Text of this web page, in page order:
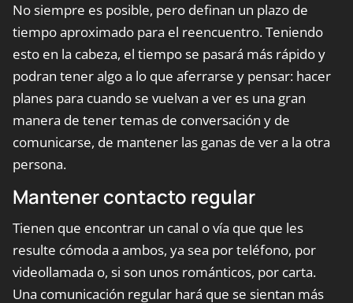
No siempre es posible, pero definan un plazo de
tiempo aproximado para el reencuentro. Teniendo
esto en la cabeza, el tiempo se pasará más rápido y
podran tener algo a lo que aferrarse y pensar: hacer
planes para cuando se vuelvan a ver es una gran
manera de tener temas de conversación y de
comunicarse, de mantener las ganas de ver a la otra
persona.
Mantener contacto regular
Tienen que encontrar un canal o vía que que les
resulte cómoda a ambos, ya sea por teléfono, por
videollamada o, si son unos románticos, por carta.
Una comunicación regular hará que se sientan más